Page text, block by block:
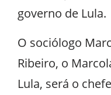
governo de Lula.
O sociólogo
Ribeiro, o
Lula, será o